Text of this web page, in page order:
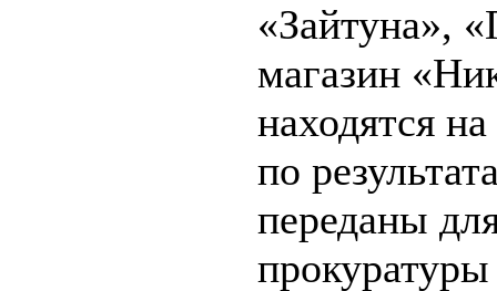
«Зайтуна»,
магазин
находятся
по
переданы